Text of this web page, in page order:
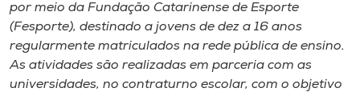
por meio da Fundação Catarinense de Esporte
(Fesporte), destinado a jovens de dez a 16 anos
regularmente matriculados na rede pública de ensino.
As atividades são realizadas em parceria com as
universidades, no contraturno escolar, com o objetivo